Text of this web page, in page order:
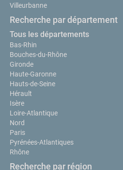
Villeurbanne
Recherche par département
Tous les départements
Bas-Rhin
Bouches-du-Rhône
Gironde
Haute-Garonne
Hauts-de-Seine
Hérault
Isère
Loire-Atlantique
Nord
Paris
Pyrénées-Atlantiques
Rhône
Recherche par région